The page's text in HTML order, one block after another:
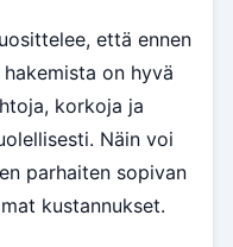
että ennen
on hyvä
korkoja ja
Näin voi
parhaiten sopivan
kustannukset.